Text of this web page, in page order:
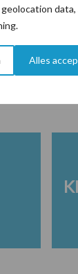
data,
Alles
en